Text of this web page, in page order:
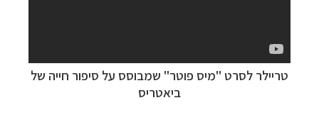
טריילר לסרט "מיס פוטר" שמבוסס על סיפור חייה של
ביאטריס